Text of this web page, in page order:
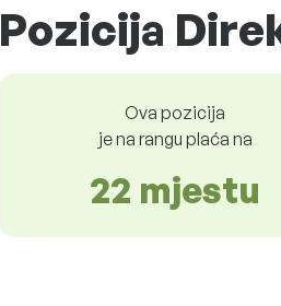
Pozicija
Ova pozicija
je na rangu plaća na
22 mjestu